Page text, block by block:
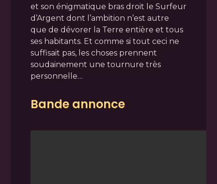
et son énigmatique bras droit le Surfeur
d’Argent dont l’ambition n’est autre
que de dévorer la Terre entière et tous
ses habitants. Et comme si tout ceci ne
suffisait pas, les choses prennent
soudainement une tournure très
personnelle…
Bande annonce